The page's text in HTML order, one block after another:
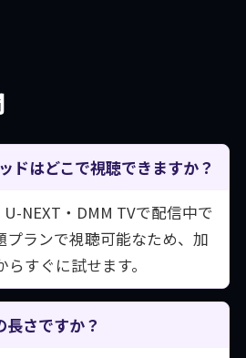
ドはどこで視聴できますか？
NEXT・DMM TVで配信中で
プランで視聴可能なため、加
すぐに試せます。
さですか？